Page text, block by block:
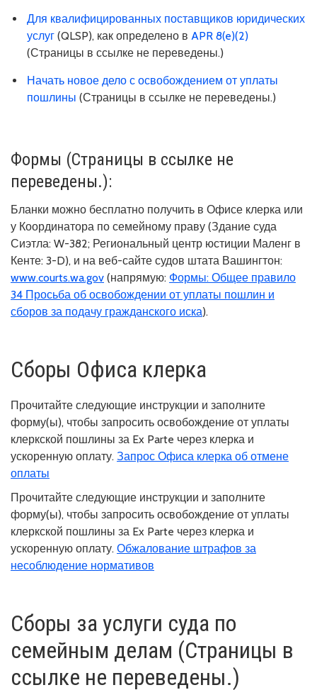
Для квалифицированных поставщиков юридических
услуг (QLSP), как определено в APR 8(e)(2)
(Страницы в ссылке не переведены.)
Начать новое дело с освобождением от уплаты
пошлины (Страницы в ссылке не переведены.)
Формы (Страницы в ссылке не
переведены.):
Бланки можно бесплатно получить в Офисе клерка или
у Координатора по семейному праву (Здание суда
Сиэтла: W-382; Региональный центр юстиции Маленг в
Кенте: 3-D), и на веб-сайте судов штата Вашингтон:
www.courts.wa.gov (напрямую: Формы: Общее правило
34 Просьба об освобождении от уплаты пошлин и
сборов за подачу гражданского иска).
Сборы Офиса клерка
Прочитайте следующие инструкции и заполните
форму(ы), чтобы запросить освобождение от уплаты
клеркской пошлины за Ex Parte через клерка и
ускоренную оплату. Запрос Офиса клерка об отмене
оплаты
Прочитайте следующие инструкции и заполните
форму(ы), чтобы запросить освобождение от уплаты
клеркской пошлины за Ex Parte через клерка и
ускоренную оплату. Обжалование штрафов за
несоблюдение нормативов
Сборы за услуги суда по
семейным делам (Страницы в
ссылке не переведены.)